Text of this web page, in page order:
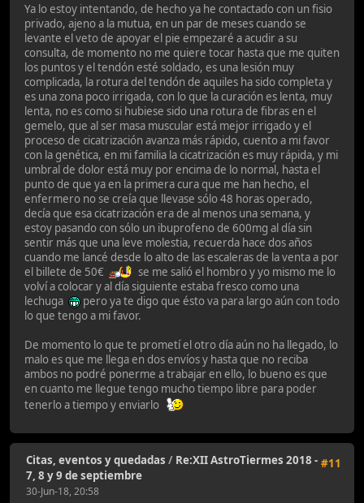
Ya lo estoy intentando, de hecho ya he contactado con un fisio
privado, ajeno a la mutua, en un par de meses cuando se
levante el veto de apoyar el pie empezaré a acudir a su
consulta, de momento no me quiere tocar hasta que me quiten
los puntos y el tendón esté soldado, es una lesión muy
complicada, la rotura del tendón de aquiles ha sido completa y
es una zona poco irrigada, con lo que la curación es lenta, muy
lenta, no es como si hubiese sido una rotura de fibras en el
gemelo, que al ser masa muscular está mejor irrigado y el
proceso de cicatrización avanza más rápido, cuento a mi favor
con la genética, en mi familia la cicatrización es muy rápida, y mi
umbral de dolor está muy por encima de lo normal, hasta el
punto de que ya en la primera cura que me han hecho, el
enfermero no se creía que llevase sólo 48 horas operado,
decía que esa cicatrización era de al menos una semana, y
estoy pasando con sólo un ibuprofeno de 600mg al día sin
sentir más que una leve molestia, recuerda hace dos años
cuando me lancé desde lo alto de las escaleras de la venta a por
el billete de 50€
se me salió el hombro y yo mismo me lo
volví a colocar y al día siguiente estaba fresco como una
lechuga
pero ya te digo que ésto va para largo aún con todo
lo que tengo a mi favor.
De momento lo que te prometí el otro día aún no ha llegado, lo
malo es que me llega en dos envíos y hasta que no reciba
ambos no podré ponerme a trabajar en ello, lo bueno es que
en cuanto me llegue tengo mucho tiempo libre para poder
tenerlo a tiempo y enviarlo
#11
Citas, eventos y quedadas / Re:XII AstroTiermes 2018 -
7, 8 y 9 de septiembre
30-Jun-18, 20:58